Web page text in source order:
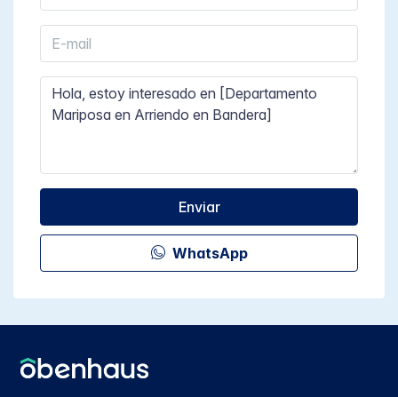
Enviar
WhatsApp